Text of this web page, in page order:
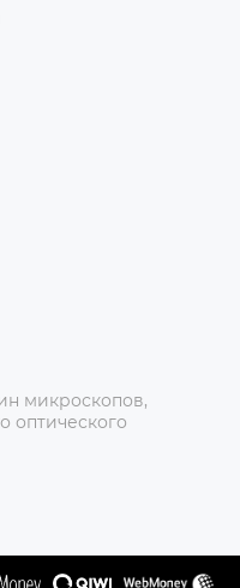
микроскопов,
оптического